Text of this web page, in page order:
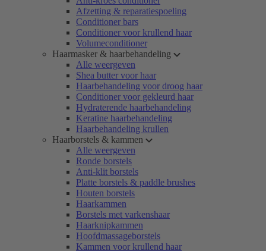
Afzetting & reparatiespoeling
Conditioner bars
Conditioner voor krullend haar
Volumeconditioner
Haarmasker & haarbehandeling
Alle weergeven
Shea butter voor haar
Haarbehandeling voor droog haar
Conditioner voor gekleurd haar
Hydraterende haarbehandeling
Keratine haarbehandeling
Haarbehandeling krullen
Haarborstels & kammen
Alle weergeven
Ronde borstels
Anti-klit borstels
Platte borstels & paddle brushes
Houten borstels
Haarkammen
Borstels met varkenshaar
Haarknipkammen
Hoofdmassageborstels
Kammen voor krullend haar